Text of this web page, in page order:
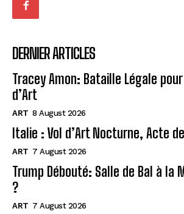
DERNIER ARTICLES
Tracey Amon: Bataille Légale
d’Art
ART 8 August 2026
Italie : Vol d’Art Nocturne, Acte
ART 7 August 2026
Trump Débouté: Salle de Bal à la
?
ART 7 August 2026